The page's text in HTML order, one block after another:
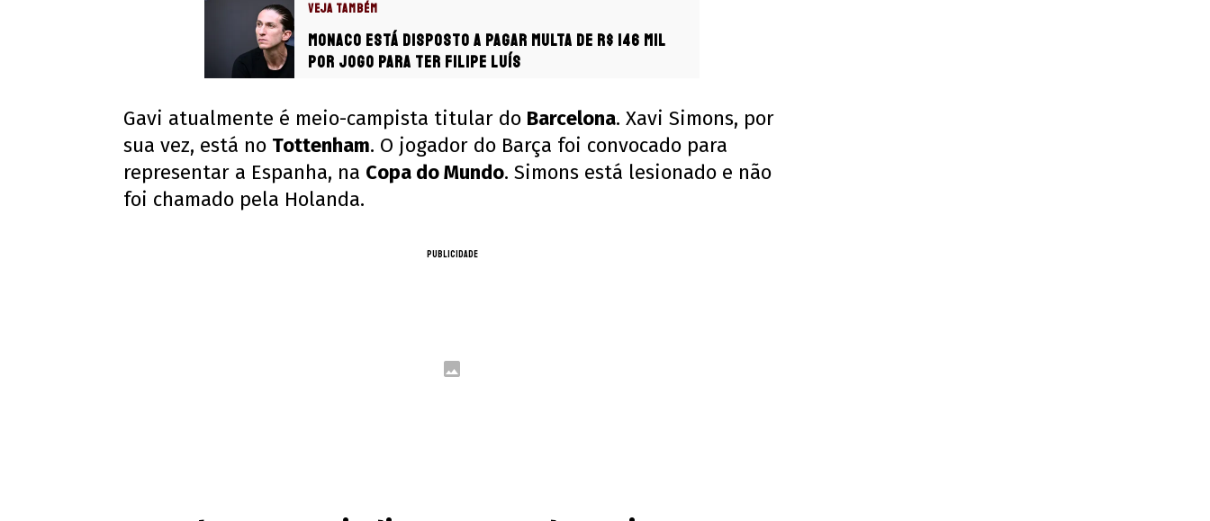
VEJA TAMBÉM
Monaco está disposto a pagar multa de R$ 146 mil
por jogo para ter Filipe Luís
Gavi atualmente é meio-campista titular do Barcelona. Xavi Simons, por
sua vez, está no Tottenham. O jogador do Barça foi convocado para
representar a Espanha, na Copa do Mundo. Simons está lesionado e não
foi chamado pela Holanda.
PUBLICIDADE